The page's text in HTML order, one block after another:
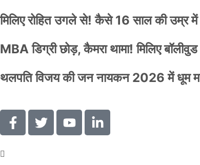
मिलिए रोहित उगले से! कैसे 16 साल की
MBA डिग्री छोड़, कैमरा थामा! मिलिए
थलपति विजय की जन नायकन 2026 में धूम